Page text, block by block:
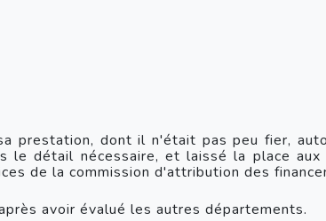
prestation, dont il n'était pas peu fier,
détail nécessaire, et laissé la place
de la commission d'attribution des
avoir évalué les autres départements.